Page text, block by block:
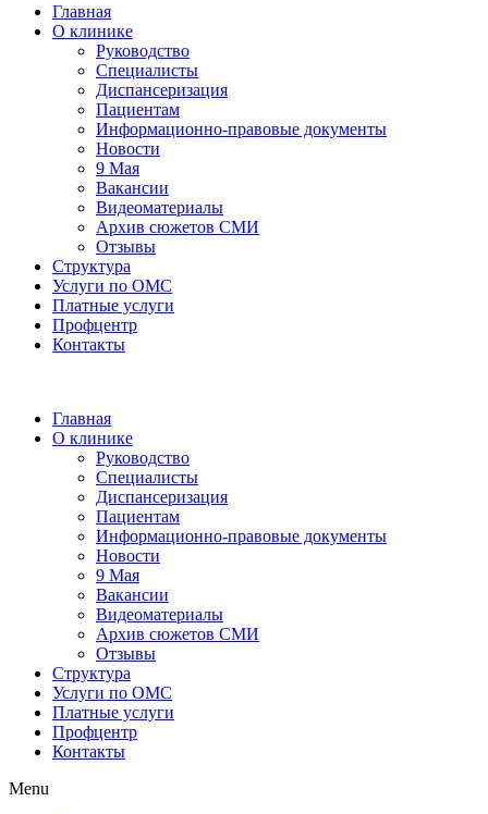
Главная
О клинике
Руководство
Специалисты
Диспансеризация
Пациентам
Информационно-правовые документы
Новости
9 Мая
Вакансии
Видеоматериалы
Архив сюжетов СМИ
Отзывы
Структура
Услуги по ОМС
Платные услуги
Профцентр
Контакты
Главная
О клинике
Руководство
Специалисты
Диспансеризация
Пациентам
Информационно-правовые документы
Новости
9 Мая
Вакансии
Видеоматериалы
Архив сюжетов СМИ
Отзывы
Структура
Услуги по ОМС
Платные услуги
Профцентр
Контакты
Menu